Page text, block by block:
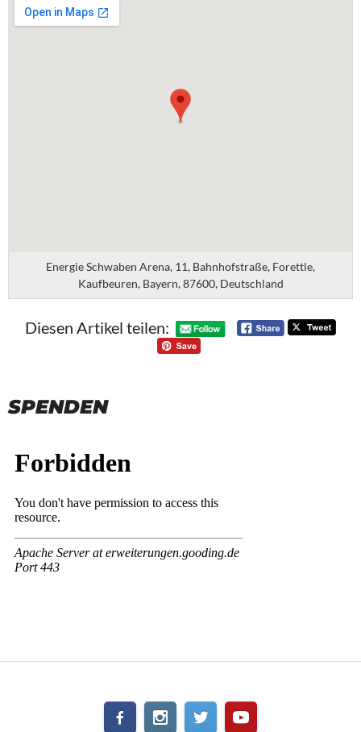
Energie Schwaben Arena, 11, Bahnhofstraße, Forettle,
Kaufbeuren, Bayern, 87600, Deutschland
Diesen Artikel teilen:
SPENDEN